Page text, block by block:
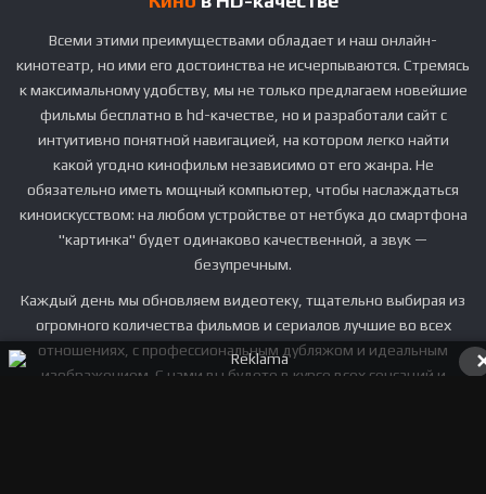
Всеми этими преимуществами обладает и наш онлайн-
кинотеатр, но ими его достоинства не исчерпываются. Стремясь
к максимальному удобству, мы не только предлагаем новейшие
фильмы бесплатно в hd-качестве, но и разработали сайт с
интуитивно понятной навигацией, на котором легко найти
какой угодно кинофильм независимо от его жанра. Не
обязательно иметь мощный компьютер, чтобы наслаждаться
киноискусством: на любом устройстве от нетбука до смартфона
"картинка" будет одинаково качественной, а звук —
безупречным.
Каждый день мы обновляем видеотеку, тщательно выбирая из
огромного количества фильмов и сериалов лучшие во всех
отношениях, с профессиональным дубляжом и идеальным
изображением. С нами вы будете в курсе всех сенсаций и